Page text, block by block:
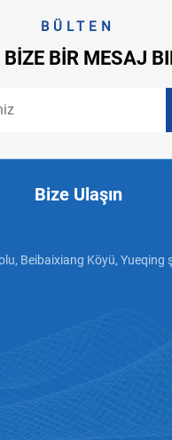
BÜLTEN
BIZE BIR MESAJ
Bize Ulaşın
Beibaixiang Köyü, Yueqing